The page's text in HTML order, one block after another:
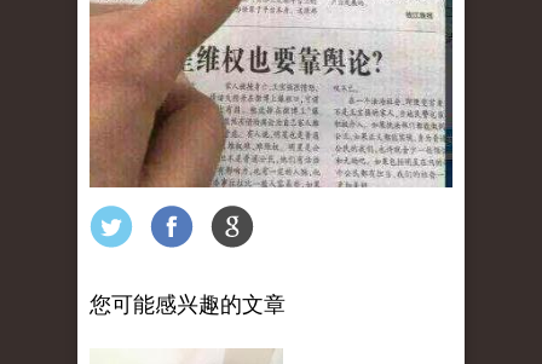
您可能感兴趣的文章